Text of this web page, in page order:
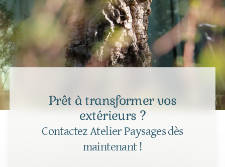
Prêt à transformer vos
extérieurs ?
Contactez Atelier Paysages dès
maintenant !